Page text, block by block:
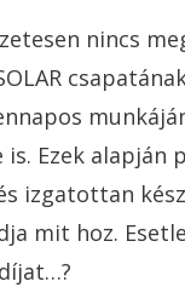
nincs
is. Ezek alapján
izgatottan
mit hoz.